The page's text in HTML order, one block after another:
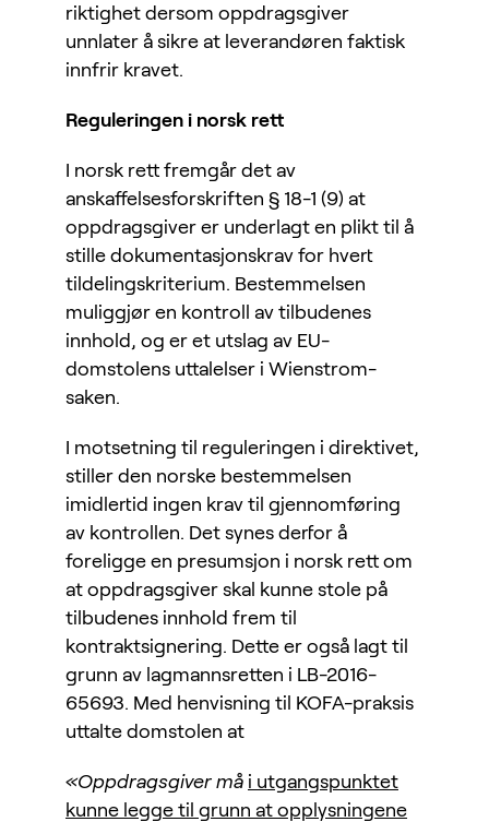
riktighet dersom oppdragsgiver
unnlater å sikre at leverandøren faktisk
innfrir kravet.
Reguleringen i norsk rett
I norsk rett fremgår det av
anskaffelsesforskriften § 18-1 (9) at
oppdragsgiver er underlagt en plikt til å
stille dokumentasjonskrav for hvert
tildelingskriterium. Bestemmelsen
muliggjør en kontroll av tilbudenes
innhold, og er et utslag av EU-
domstolens uttalelser i Wienstrom-
saken.
I motsetning til reguleringen i direktivet,
stiller den norske bestemmelsen
imidlertid ingen krav til gjennomføring
av kontrollen. Det synes derfor å
foreligge en presumsjon i norsk rett om
at oppdragsgiver skal kunne stole på
tilbudenes innhold frem til
kontraktsignering. Dette er også lagt til
grunn av lagmannsretten i LB-2016-
65693. Med henvisning til KOFA-praksis
uttalte domstolen at
«Oppdragsgiver må i utgangspunktet
kunne legge til grunn at opplysningene